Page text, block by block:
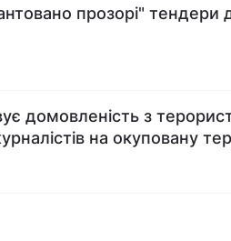
прозорі" тендери
домовленість з
на окуповану